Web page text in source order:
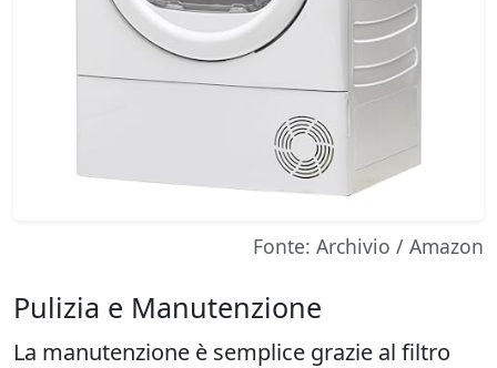
Fonte: Archivio / Amazon
Pulizia e Manutenzione
La manutenzione è semplice grazie al filtro